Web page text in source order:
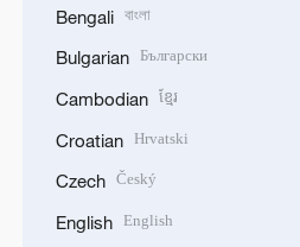
Bengali বাংলা
Bulgarian Български
Cambodian ខ្មែរ
Croatian Hrvatski
Czech Český
English English